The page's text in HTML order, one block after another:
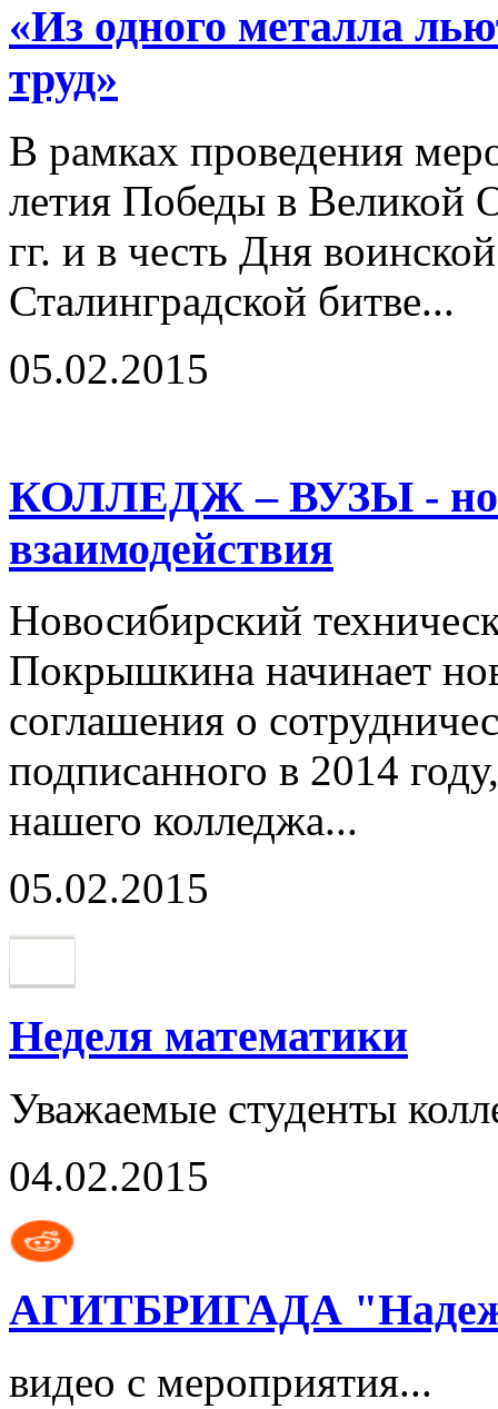
«Из одного металла
труд»
В рамках проведения
летия Победы в Великой
гг. и в честь Дня
Сталинградской битве...
05.02.2015
КОЛЛЕДЖ – ВУЗЫ -
взаимодействия
Новосибирский
Покрышкина начинает
соглашения о
подписанного в 2014
нашего колледжа...
05.02.2015
Неделя математики
Уважаемые студенты
04.02.2015
АГИТБРИГАДА
видео с мероприятия...